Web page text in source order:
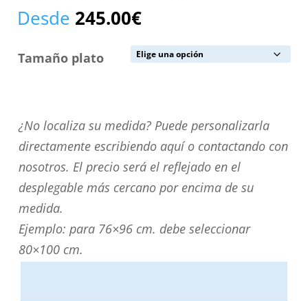
Desde 245.00€
Tamaño plato
¿No
localiza
su
medida?
Puede
personalizarla
directamente
¿No localiza su medida? Puede personalizarla
directamente escribiendo aquí o contactando con
nosotros. El precio será el reflejado en el
desplegable más cercano por encima de su
medida.
Ejemplo: para 76×96 cm. debe seleccionar
80×100 cm.